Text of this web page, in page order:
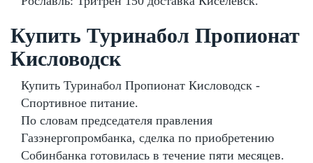
Купить Туринабол Пропионат
Кисловодск
Купить Туринабол Пропионат Кисловодск -
Спортивное питание.
По словам председателя правления
Газэнергопромбанка, сделка по приобретению
Собинбанка готовилась в течение пяти месяцев.